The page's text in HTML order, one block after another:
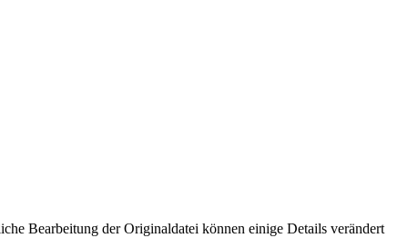
Bearbeitung der Originaldatei können einige Details verändert